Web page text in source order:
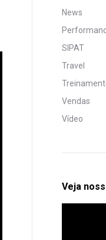
News
SIPAT
Travel
Vendas
Vídeo
Veja